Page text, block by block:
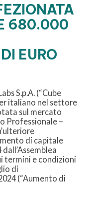
680.000
EURO
S.p.A. (“Cube
italiano nel settore
sul mercato
Professionale –
di capitale
termini e condizioni
di
(“Aumento di